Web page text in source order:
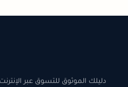
لعام
دليلك الموثوق للتسوق عبر